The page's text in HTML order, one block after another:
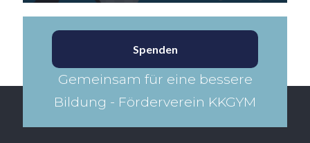
Spenden
Gemeinsam für eine bessere
Bildung - Förderverein KKGYM​